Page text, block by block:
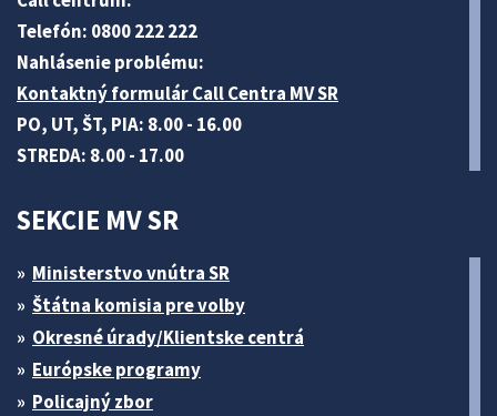
Telefón: 0800 222 222
Nahlásenie problému:
Kontaktný formulár Call Centra MV SR
PO, UT, ŠT, PIA: 8.00 - 16.00
STREDA: 8.00 - 17.00
SEKCIE MV SR
Ministerstvo vnútra SR
Štátna komisia pre volby
Okresné úrady/Klientske centrá
Európske programy
Policajný zbor